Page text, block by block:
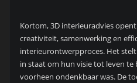
Kortom, 3D interieuradvies
creativiteit, samenwerking en
interieurontwerpproces. Het
in staat om hun visie tot leven te
voorheen ondenkbaar was. De